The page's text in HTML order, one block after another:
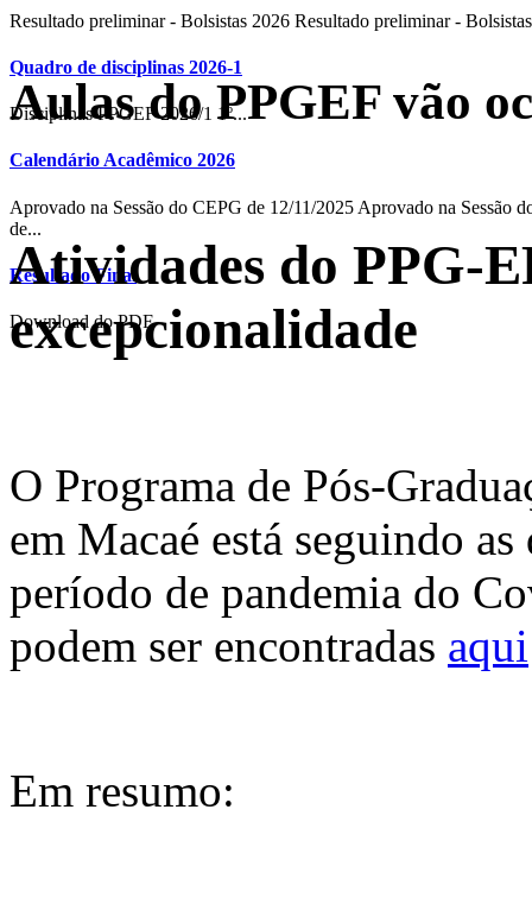
Resultado preliminar - Bolsistas 2026 Resultado preliminar -
Quadro de disciplinas 2026-1
Disciplinas PPGEF 2026/1 1º...
Calendário Acadêmico 2026
Aprovado na Sessão do CEPG de 12/11/2025 Aprovado na Sessão
de...
Resultado Final
Download do PDF
Aulas do PPGEF vão
Atividades do PPG-
excepcionalidade
O Programa de Pós-
em Macaé está seguindo
período de pandemia do
podem ser encontradas aqui
Em resumo: